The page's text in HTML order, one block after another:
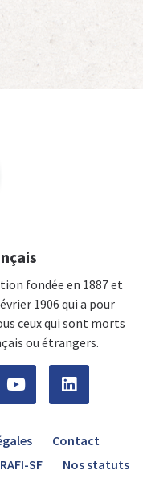
fondée en 1887 et
1906 qui a pour
ceux qui sont morts
ou étrangers.
Contact
RAFI-SF Nos statuts